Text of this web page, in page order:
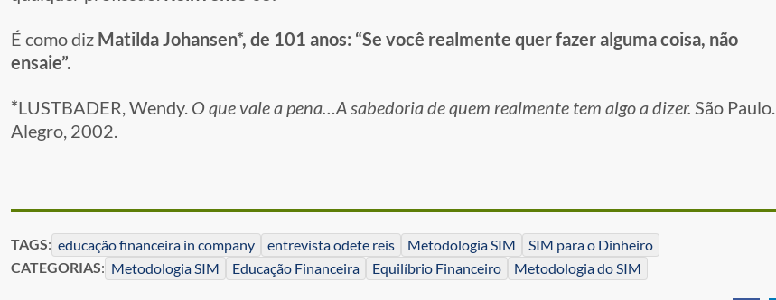
É como diz Matilda Johansen*, de 101 anos: “Se você realmente quer fazer alguma coisa, não
ensaie”.
*LUSTBADER, Wendy. O que vale a pena…A sabedoria de quem realmente tem algo a dizer. São Paulo.
Alegro, 2002.
TAGS: educação financeira in company entrevista odete reis Metodologia SIM
SIM para o Dinheiro
CATEGORIAS: Metodologia SIM Educação Financeira Equilíbrio Financeiro Metodologia do SIM